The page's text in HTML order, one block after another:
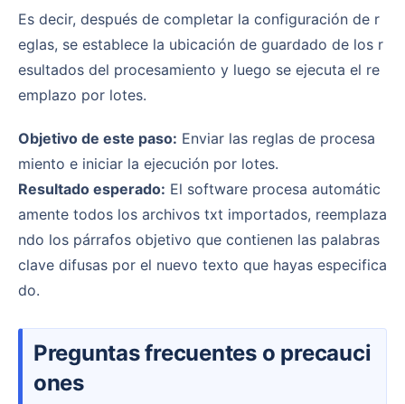
Es decir, después de completar la configuración de r
eglas, se establece la ubicación de guardado de los r
esultados del procesamiento y luego se ejecuta el re
emplazo por lotes.
Objetivo de este paso: Enviar las reglas de procesa
miento e iniciar la ejecución por lotes.
Resultado esperado: El software procesa automátic
amente todos los archivos txt importados, reemplaza
ndo los párrafos objetivo que contienen las palabras
clave difusas por el nuevo texto que hayas especifica
do.
Preguntas frecuentes o precauci
ones